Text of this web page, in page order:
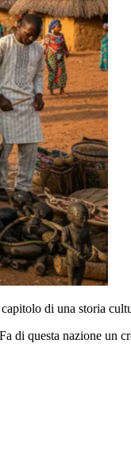
di una storia
di questa nazione un